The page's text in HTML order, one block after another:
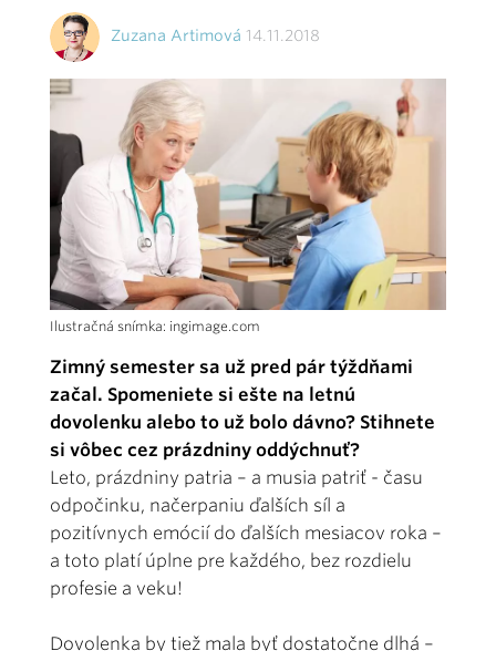
Zuzana Artimová 14.11.2018
Ilustračná snímka: ingimage.com
Zimný semester sa už pred pár týždňami
začal. Spomeniete si ešte na letnú
dovolenku alebo to už bolo dávno? Stihnete
si vôbec cez prázdniny oddýchnuť?
Leto, prázdniny patria – a musia patriť - času
odpočinku, načerpaniu ďalších síl a
pozitívnych emócií do ďalších mesiacov roka –
a toto platí úplne pre každého, bez rozdielu
profesie a veku!
Dovolenka by tiež mala byť dostatočne dlhá –